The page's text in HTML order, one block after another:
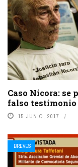
Caso Nicora: se
falso testimonio
15 JUNIO, 2017
BREVES